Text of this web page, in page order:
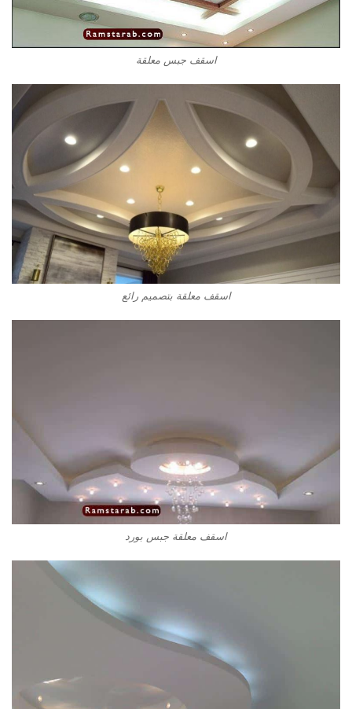
اسقف جبس معلقة
اسقف معلقة بتصميم رائع
اسقف معلقة جبس بورد